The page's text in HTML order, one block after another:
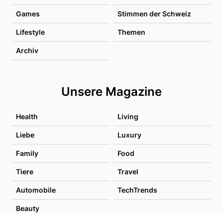
Games Stimmen der Schweiz
Lifestyle Themen
Archiv
Unsere Magazine
Health Living
Liebe Luxury
Family Food
Tiere Travel
Automobile TechTrends
Beauty